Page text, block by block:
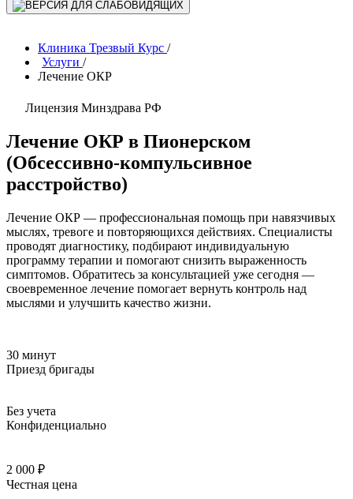
Клиника Трезвый Курс /
Услуги /
Лечение ОКР
Лицензия Минздрава РФ
Лечение ОКР в Пионерском
(Обсессивно-компульсивное
расстройство)
Лечение ОКР — профессиональная помощь при навязчивых
мыслях, тревоге и повторяющихся действиях. Специалисты
проводят диагностику, подбирают индивидуальную
программу терапии и помогают снизить выраженность
симптомов. Обратитесь за консультацией уже сегодня —
своевременное лечение помогает вернуть контроль над
мыслями и улучшить качество жизни.
30 минут
Приезд бригады
Без учета
Конфиденциально
2 000 ₽
Честная цена